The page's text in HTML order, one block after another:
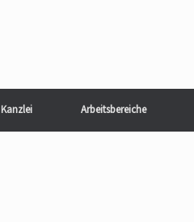
Kanzlei Arbeitsbereiche